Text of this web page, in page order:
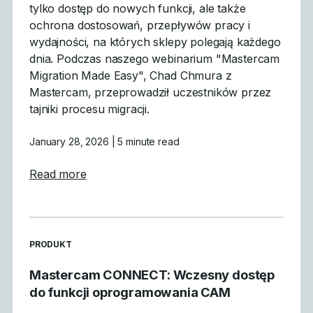
tylko dostęp do nowych funkcji, ale także
ochrona dostosowań, przepływów pracy i
wydajności, na których sklepy polegają każdego
dnia. Podczas naszego webinarium "Mastercam
Migration Made Easy", Chad Chmura z
Mastercam, przeprowadził uczestników przez
tajniki procesu migracji.
January 28, 2026 | 5 minute read
Read moreabout Czego się nauczyliśmy:
READ MORE ARTICLES ABOUT
PRODUKT
Mastercam CONNECT: Wczesny dostęp
do funkcji oprogramowania CAM